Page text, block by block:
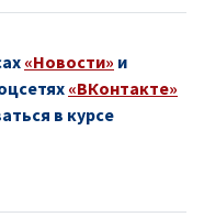
«Новости» и
«ВКонтакте»
в курсе